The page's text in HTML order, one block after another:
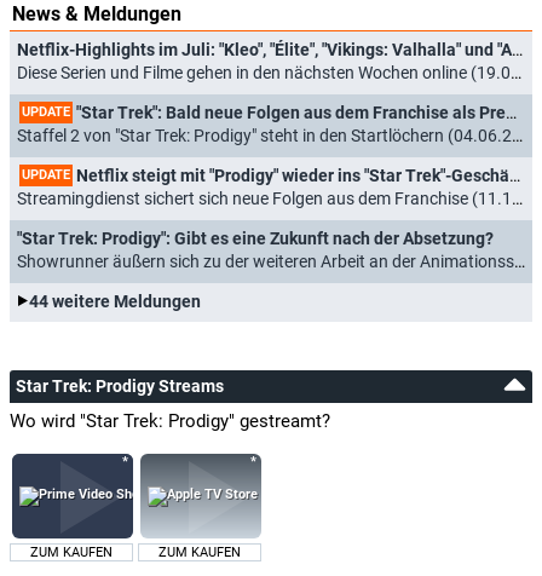
News & Meldungen
Netflix-Highlights im Juli: "Kleo", "Élite", "Vikings: Valhalla" und "Axel F"
Diese Serien und Filme gehen in den nächsten Wochen online (19.06.2024)
UPDATE "Star Trek": Bald neue Folgen aus dem Franchise als Premiere bei Netflix
Staffel 2 von "Star Trek: Prodigy" steht in den Startlöchern (04.06.2024)
UPDATE Netflix steigt mit "Prodigy" wieder ins "Star Trek"-Geschäft ein
Streamingdienst sichert sich neue Folgen aus dem Franchise (11.10.2023)
"Star Trek: Prodigy": Gibt es eine Zukunft nach der Absetzung?
Showrunner äußern sich zu der weiteren Arbeit an der Animationsserie (24.08.2023)
44 weitere Meldungen
Star Trek: Prodigy Streams
Wo wird "Star Trek: Prodigy" gestreamt?
ZUM KAUFEN ZUM KAUFEN